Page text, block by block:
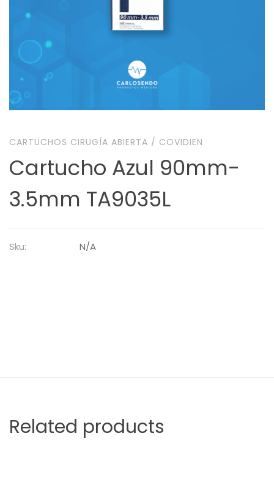
CARTUCHOS CIRUGÍA ABIERTA / COVIDIEN
Cartucho Azul 90mm-
3.5mm TA9035L
Sku: N/A
Related products